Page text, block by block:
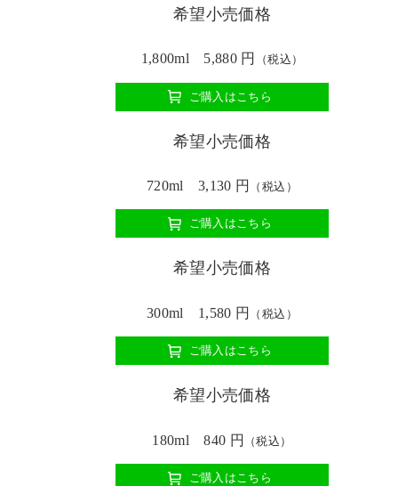
希望小売価格
1,800ml 5,880 円 （税込）
ご購入はこちら
希望小売価格
720ml 3,130 円 （税込）
ご購入はこちら
希望小売価格
300ml 1,580 円 （税込）
ご購入はこちら
希望小売価格
180ml 840 円 （税込）
ご購入はこちら